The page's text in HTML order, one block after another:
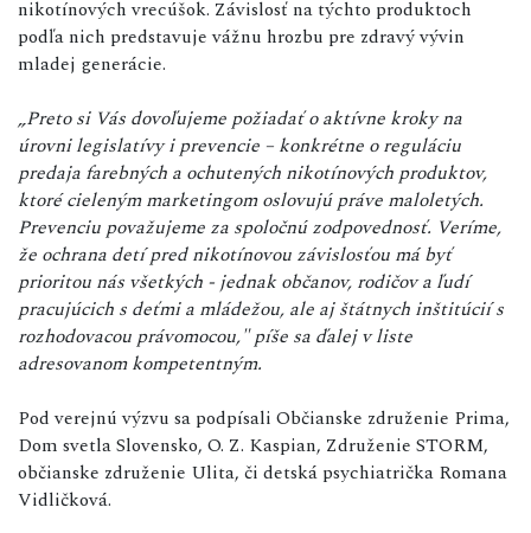
nikotínových vrecúšok. Závislosť na týchto produktoch
podľa nich predstavuje vážnu hrozbu pre zdravý vývin
mladej generácie.
„Preto si Vás dovoľujeme požiadať o aktívne kroky na
úrovni legislatívy i prevencie – konkrétne o reguláciu
predaja farebných a ochutených nikotínových produktov,
ktoré cieleným marketingom oslovujú práve maloletých.
Prevenciu považujeme za spoločnú zodpovednosť. Veríme,
že ochrana detí pred nikotínovou závislosťou má byť
prioritou nás všetkých - jednak občanov, rodičov a ľudí
pracujúcich s deťmi a mládežou, ale aj štátnych inštitúcií s
rozhodovacou právomocou," píše sa ďalej v liste
adresovanom kompetentným.
Pod verejnú výzvu sa podpísali Občianske združenie Prima,
Dom svetla Slovensko, O. Z. Kaspian, Združenie STORM,
občianske združenie Ulita, či detská psychiatrička Romana
Vidličková.